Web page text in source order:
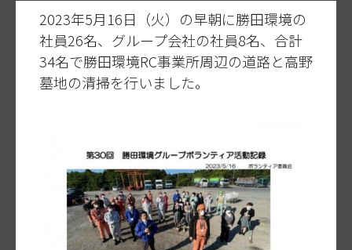
2023年5月16日（火）の早朝に勝田環境の
社員26名、グループ会社の社員8名、合計
34名で勝田環境RC事業所周辺の道路と高野
墓地の清掃を行いました。